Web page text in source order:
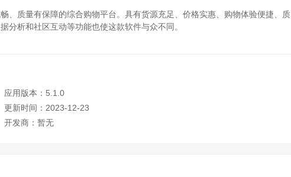
、质量有保障的综合购物平台。具有货源充足、价格实惠、购物体验便捷、质
分析和社区互动等功能也使这款软件与众不同。
应用版本：5.1.0
更新时间：2023-12-23
开发商：暂无